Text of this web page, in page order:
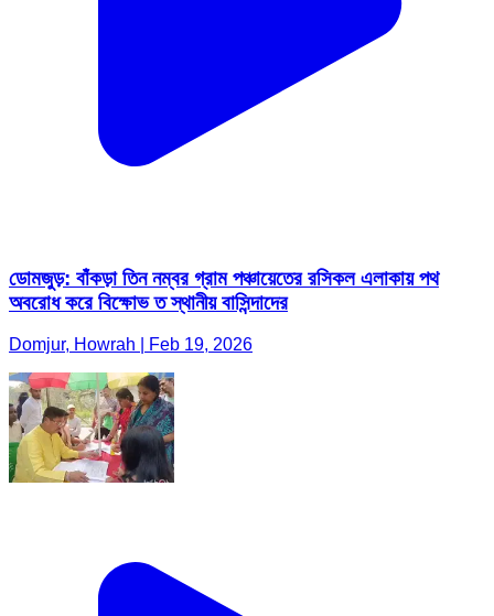
ডোমজুড়: বাঁকড়া তিন নম্বর গ্রাম পঞ্চায়েতের রসিকল এলাকায় পথ
অবরোধ করে বিক্ষোভ ত স্থানীয় বাসিন্দাদের
Domjur, Howrah | Feb 19, 2026